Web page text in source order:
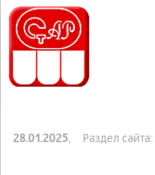
28.01.2025 , Раздел сайта: